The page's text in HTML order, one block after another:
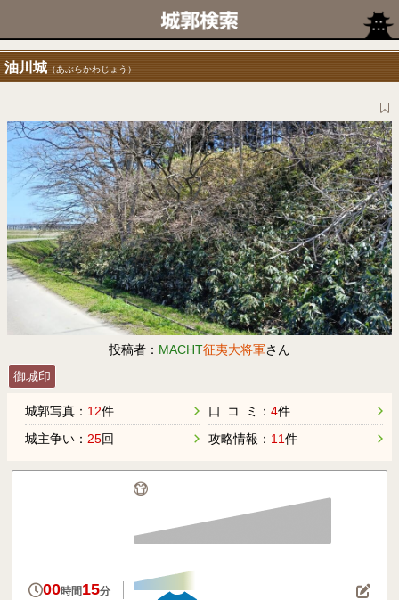
油川城 （あぶらかわじょう）
投稿者： MACHT征夷大将軍さん
御城印
城郭写真： 12件
城主争い： 25回
口 コ ミ： 4件
攻略情報： 11件
00時間15分